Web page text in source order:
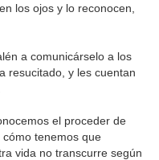
los ojos y lo reconocen,
a comunicárselo a los
resucitado, y les cuentan
el proceder de
tenemos que
vida no transcurre según